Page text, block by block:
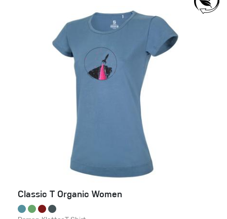
Classic T Organic Women